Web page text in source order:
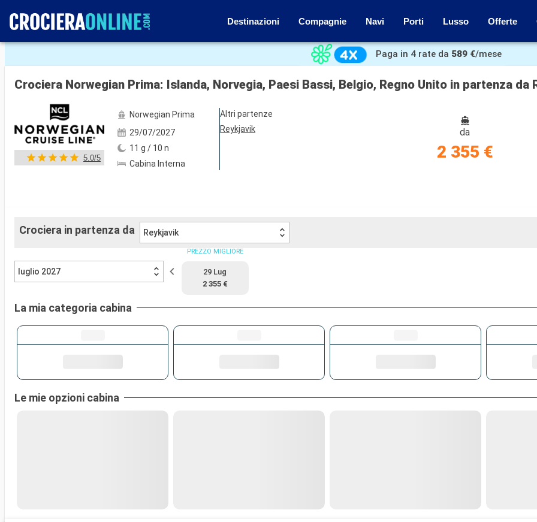
Destinazioni Compagnie Navi Porti Lusso Offerte
Mostra le altre 66 foto
Paga in 4 rate da 589 €/mese
Crociera Norwegian Prima: Islanda, Norvegia, Paesi Bassi, Belgio, Regno Unito in partenza da
5.0/5
Norwegian Prima
29/07/2027
11 g / 10 n
Cabina Interna
Altri partenze
Reykjavik
da
2 355 €
Crociera in partenza da Reykjavik
luglio 2027
PREZZO MIGLIORE
29 Lug
2 355 €
La mia categoria cabina
Le mie opzioni cabina